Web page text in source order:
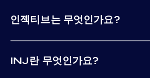
인젝티브는 무엇인가요?
INJ란 무엇인가요?